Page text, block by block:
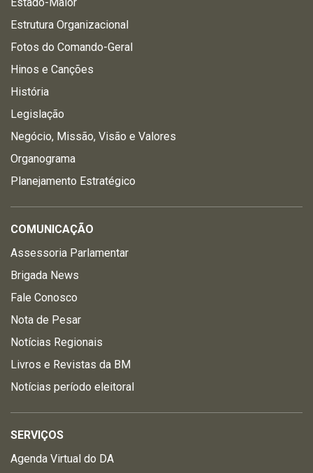
Estrutura Organizacional
Fotos do Comando-Geral
Hinos e Canções
História
Legislação
Negócio, Missão, Visão e Valores
Organograma
Planejamento Estratégico
COMUNICAÇÃO
Assessoria Parlamentar
Brigada News
Fale Conosco
Nota de Pesar
Notícias Regionais
Livros e Revistas da BM
Notícias período eleitoral
SERVIÇOS
Agenda Virtual do DA